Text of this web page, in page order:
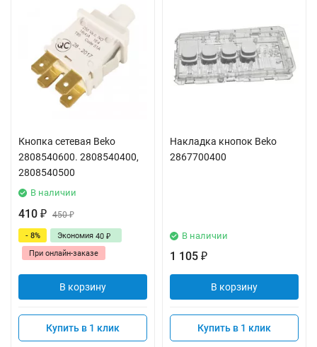
Кнопка сетевая Beko
2808540600. 2808540400,
2808540500
В наличии
410 ₽ 450₽
- 8% Экономия 40 ₽
При онлайн-заказе
В корзину
Купить в 1 клик
Накладка кнопок Beko
2867700400
В наличии
1 105 ₽
В корзину
Купить в 1 клик